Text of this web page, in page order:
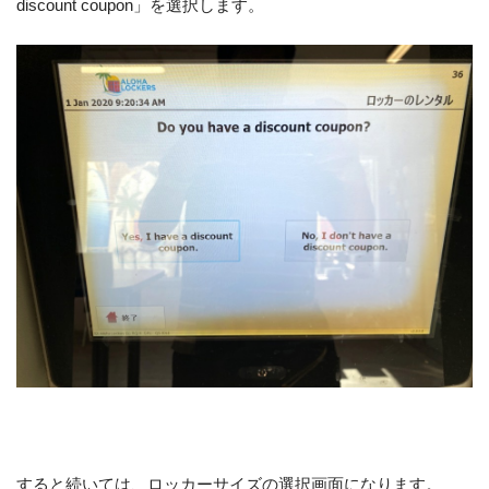
discount coupon」を選択します。
すると続いては、ロッカーサイズの選択画面になります。